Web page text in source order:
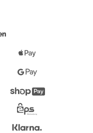
Pay
Google
PayShopify
Überweisung